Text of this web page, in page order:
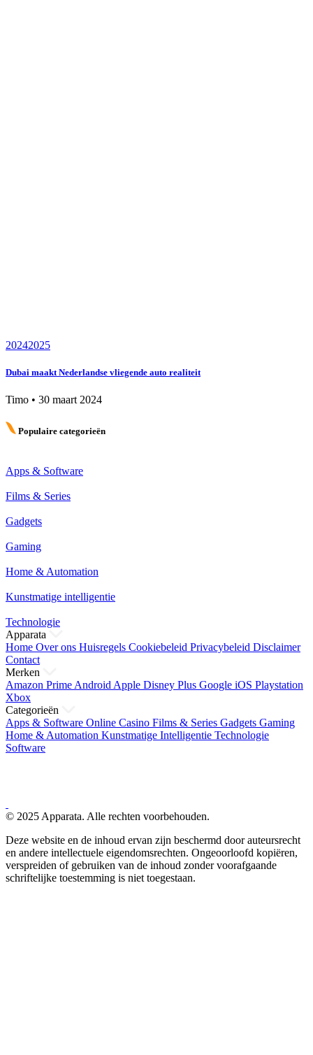
20242025
Dubai maakt Nederlandse vliegende auto realiteit
Timo • 30 maart 2024
Populaire categorieën
Apps & Software
Films & Series
Gadgets
Gaming
Home & Automation
Kunstmatige intelligentie
Technologie
Apparata
Home Over ons Huisregels Cookiebeleid Privacybeleid Disclaimer
Contact
Merken
Amazon PrimeAndroidApple Disney Plus Google iOS Playstation
Xbox
Categorieën
Apps & Software Online Casino Films & Series Gadgets Gaming
Home & Automation Kunstmatige Intelligentie Technologie
Software
© 2025 Apparata. Alle rechten voorbehouden.
Deze website en de inhoud ervan zijn beschermd door auteursrecht
en andere intellectuele eigendomsrechten. Ongeoorloofd kopiëren,
verspreiden of gebruiken van de inhoud zonder voorafgaande
schriftelijke toestemming is niet toegestaan.